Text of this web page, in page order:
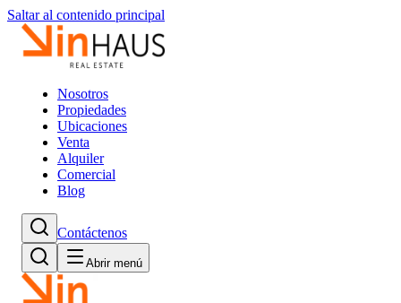
Saltar al contenido principal
Nosotros
Propiedades
Ubicaciones
Venta
Alquiler
Comercial
Blog
Contáctenos
Abrir menú